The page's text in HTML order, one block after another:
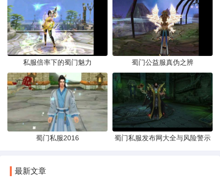
私服倍率下的蜀门魅力 蜀门公益服真伪之辨
蜀门私服2016 蜀门私服发布网大全与风险警示
最新文章